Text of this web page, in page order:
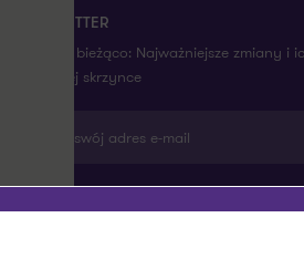
NEWSLETTER
Bądź na bieżąco: Najważniejsze zmiany
na twojej skrzynce